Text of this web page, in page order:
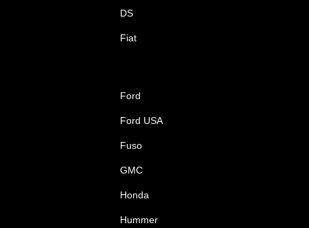
DS
Fiat
Ford
Ford USA
Fuso
GMC
Honda
Hummer